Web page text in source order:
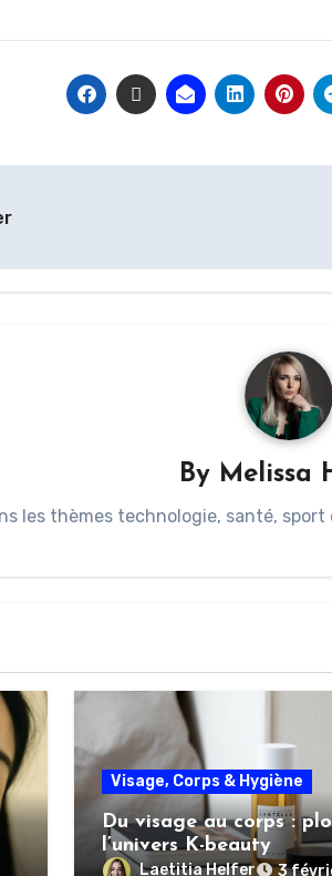
By Melissa
les thèmes technologie, santé,
Visage, Corps & Hygiène
Du visage au corps :
l’univers K-beauty
Laetitia Helfer 3